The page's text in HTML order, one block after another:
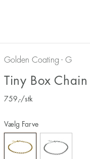
Golden Coating - G
Tiny Box
759 ,-/stk
Vælg Farve